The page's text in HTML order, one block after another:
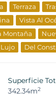
Terraza
Vista Al
Montaña
Del
Superficie
342.34m2